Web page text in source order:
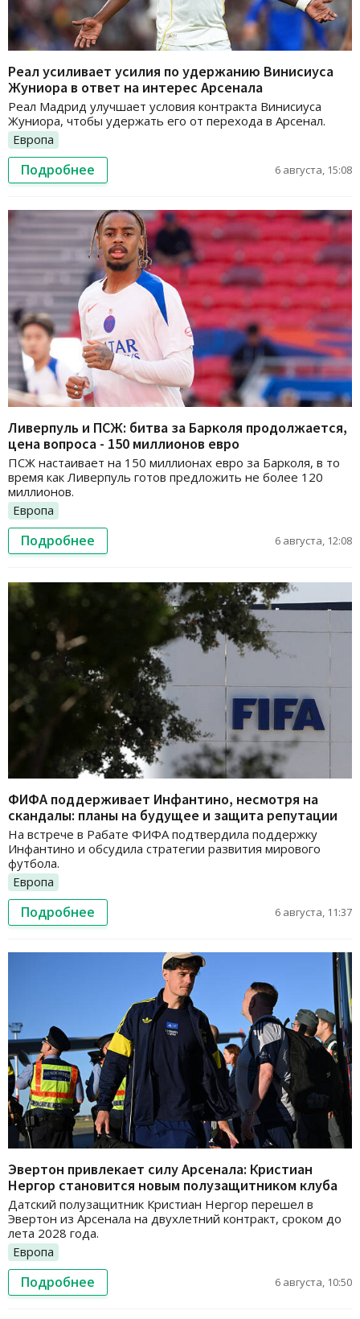
Реал усиливает усилия по удержанию Винисиуса
Жуниора в ответ на интерес Арсенала
Реал Мадрид улучшает условия контракта Винисиуса
Жуниора, чтобы удержать его от перехода в Арсенал.
Европа
Подробнее 6 августа, 15:08
Ливерпуль и ПСЖ: битва за Барколя продолжается,
цена вопроса - 150 миллионов евро
ПСЖ настаивает на 150 миллионах евро за Барколя, в то
время как Ливерпуль готов предложить не более 120
миллионов.
Европа
Подробнее 6 августа, 12:08
ФИФА поддерживает Инфантино, несмотря на
скандалы: планы на будущее и защита репутации
На встрече в Рабате ФИФА подтвердила поддержку
Инфантино и обсудила стратегии развития мирового
футбола.
Европа
Подробнее 6 августа, 11:37
Эвертон привлекает силу Арсенала: Кристиан
Нергор становится новым полузащитником клуба
Датский полузащитник Кристиан Нергор перешел в
Эвертон из Арсенала на двухлетний контракт, сроком до
лета 2028 года.
Европа
Подробнее 6 августа, 10:50